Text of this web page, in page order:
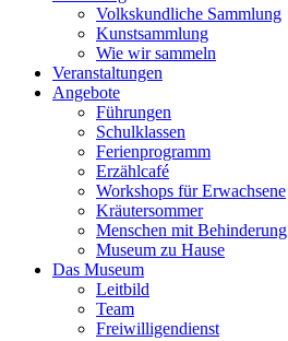
Volkskundliche Sammlung
Kunstsammlung
Wie wir sammeln
Veranstaltungen
Angebote
Führungen
Schulklassen
Ferienprogramm
Erzählcafé
Workshops für Erwachsene
Kräutersommer
Menschen mit Behinderung
Museum zu Hause
Das Museum
Leitbild
Team
Freiwilligendienst